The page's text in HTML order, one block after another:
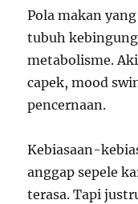
Pola makan
tubuh
metabolisme.
capek, mood
pencernaan.
Kebiasaan-
anggap sepele
terasa. Tapi